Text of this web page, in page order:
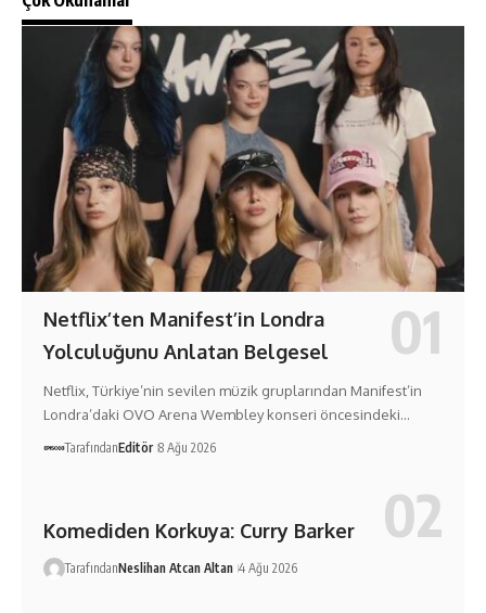
Netflix’ten Manifest’in Londra
Yolculuğunu Anlatan Belgesel
Netflix, Türkiye’nin sevilen müzik gruplarından Manifest’in
Londra’daki OVO Arena Wembley konseri öncesindeki…
TarafındanEditör 8 Ağu 2026
Komediden Korkuya: Curry Barker
TarafındanNeslihan Atcan Altan 4 Ağu 2026